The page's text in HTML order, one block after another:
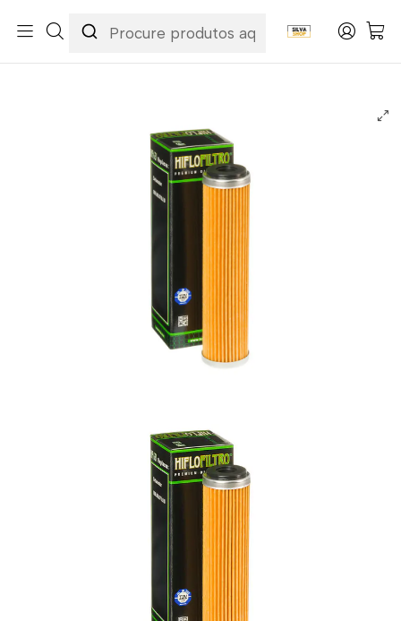
Manutenção & Consumíveis
Filtros
Filtros Óleo
Filtro Óleo Hiflofiltro - HF631 Beta